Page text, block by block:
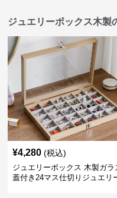
ジュエリーボックス木製
¥4,280 (税込)
ジュエリーボックス 木製ガラ
蓋付き24マス仕切りジュエリ